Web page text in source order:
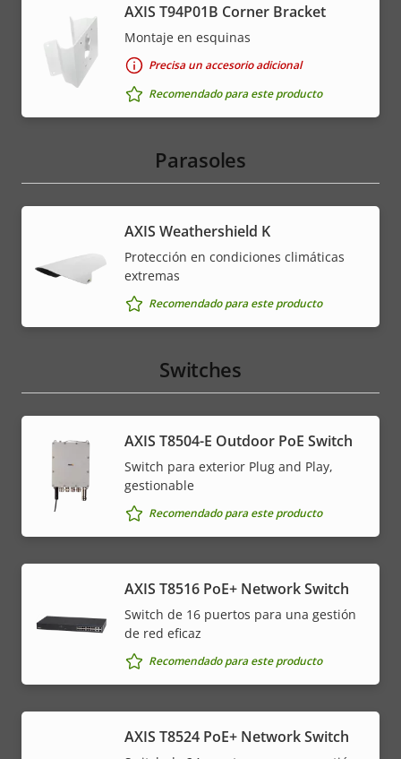
AXIS T94P01B Corner Bracket
Montaje en esquinas
Precisa un accesorio adicional
Recomendado para este producto
Parasoles
AXIS Weathershield K
Protección en condiciones climáticas
extremas
Recomendado para este producto
Switches
AXIS T8504-E Outdoor PoE Switch
Switch para exterior Plug and Play,
gestionable
Recomendado para este producto
AXIS T8516 PoE+ Network Switch
Switch de 16 puertos para una gestión
de red eficaz
Recomendado para este producto
AXIS T8524 PoE+ Network Switch